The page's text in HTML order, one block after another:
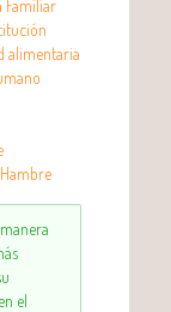
Familiar
alimentaria
el